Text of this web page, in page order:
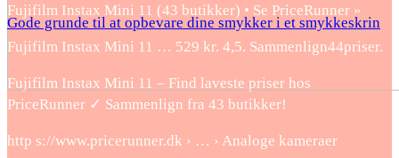
Gode grunde til at opbevare dine smykker i et smykkeskrin
Fujifilm Instax Mini 11 (43 butikker) • Se PriceRunner »
Fujifilm Instax Mini 11 … 529 kr. 4,5. Sammenlign44priser.
Fujifilm Instax Mini 11 – Find laveste priser hos
PriceRunner ✓ Sammenlign fra 43 butikker!
http s://www.pricerunner.dk › … › Analoge kameraer